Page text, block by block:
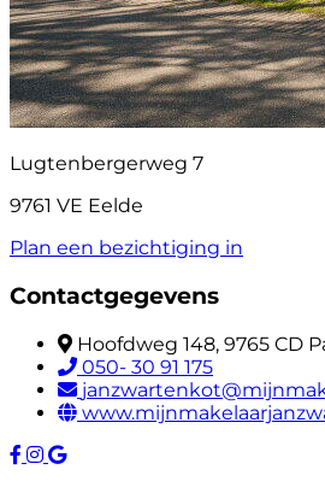
Lugtenbergerweg 7
9761 VE Eelde
Plan een bezichtiging in
Contactgegevens
Hoofdweg 148, 9765 CD
050- 30 91 175